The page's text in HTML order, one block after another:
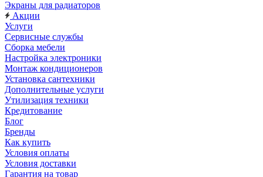
Экраны для радиаторов
Акции
Услуги
Сервисные службы
Сборка мебели
Настройка электроники
Монтаж кондиционеров
Установка сантехники
Дополнительные услуги
Утилизация техники
Кредитование
Блог
Бренды
Как купить
Условия оплаты
Условия доставки
Гарантия на товар